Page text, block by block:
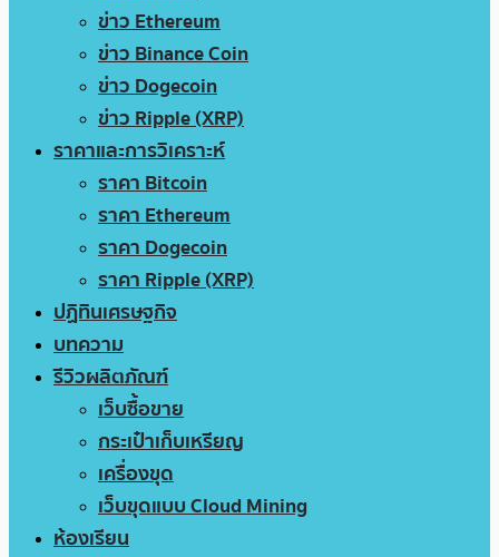
ข่าว Ethereum
ข่าว Binance Coin
ข่าว Dogecoin
ข่าว Ripple (XRP)
ราคาและการวิเคราะห์
ราคา Bitcoin
ราคา Ethereum
ราคา Dogecoin
ราคา Ripple (XRP)
ปฏิทินเศรษฐกิจ
บทความ
รีวิวผลิตภัณฑ์
เว็บซื้อขาย
กระเป๋าเก็บเหรียญ
เครื่องขุด
เว็บขุดแบบ Cloud Mining
ห้องเรียน